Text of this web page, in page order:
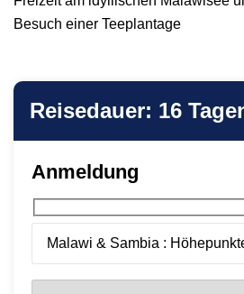
Besuch einer Teeplantage
Reisedauer: 16
Anmeldung